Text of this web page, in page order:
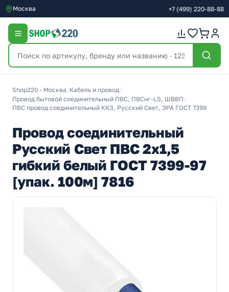
Москва +7 (499) 220-88-88
Shop220 - Москва /Кабель и провод/
Провод бытовой соединительный ПВС, ПВСнг-LS, ШВВП /
ПВС провод соединительный ККЗ, Русский Свет, ЭРА ГОСТ 7399
Провод соединительный
Русский Свет ПВС 2х1,5
гибкий белый ГОСТ 7399-97
[упак. 100м] 7816